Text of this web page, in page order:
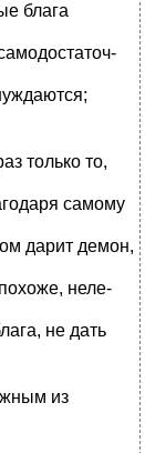
блага
только то,
самому
дарит демон,
неле-
не дать
из